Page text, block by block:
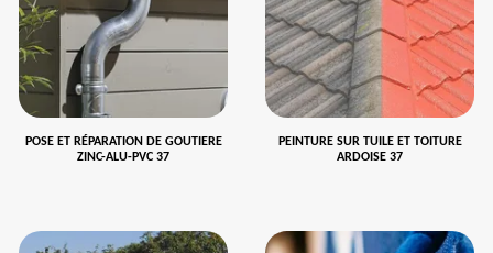
POSE ET RÉPARATION DE GOUTIERE
ZINC-ALU-PVC 37
PEINTURE SUR TUILE ET TOITURE
ARDOISE 37